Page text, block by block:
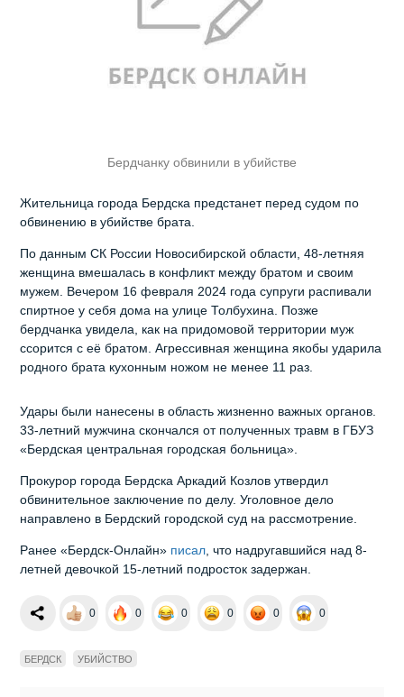
Бердчанку обвинили в убийстве
Жительница города Бердска предстанет перед судом по
обвинению в убийстве брата.
По данным СК России Новосибирской области, 48-летняя
женщина вмешалась в конфликт между братом и своим
мужем. Вечером 16 февраля 2024 года супруги распивали
спиртное у себя дома на улице Толбухина. Позже
бердчанка увидела, как на придомовой территории муж
ссорится с её братом. Агрессивная женщина якобы ударила
родного брата кухонным ножом не менее 11 раз.
Удары были нанесены в область жизненно важных органов.
33-летний мужчина скончался от полученных травм в ГБУЗ
«Бердская центральная городская больница».
Прокурор города Бердска Аркадий Козлов утвердил
обвинительное заключение по делу. Уголовное дело
направлено в Бердский городской суд на рассмотрение.
Ранее «Бердск-Онлайн» писал, что надругавшийся над 8-
летней девочкой 15-летний подросток задержан.
0 0 0 0 0 0
БЕРДСК УБИЙСТВО